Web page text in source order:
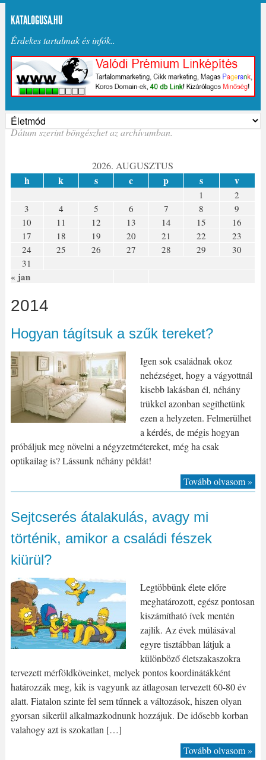
KATALOGUSA.HU
Érdekes tartalmak és infók..
Dátum szerint böngészhet az archívumban.
2026. AUGUSZTUS
h k s c p s v
« jan
1
2
3
4 5 6 7 8
9
10
11 12 13 14 15
16
17
18 19 20 21 22
23
24
25 26 27 28 29
30
31
2014
Hogyan tágítsuk a szűk tereket?
Igen sok családnak okoz
nehézséget, hogy a vágyottnál
kisebb lakásban él, néhány
trükkel azonban segíthetünk
ezen a helyzeten. Felmerülhet
a kérdés, de mégis hogyan
próbáljuk meg növelni a négyzetmétereket, még ha csak
optikailag is? Lássunk néhány példát!
Tovább olvasom »
Sejtcserés átalakulás, avagy mi
történik, amikor a családi fészek
kiürül?
Legtöbbünk élete előre
meghatározott, egész pontosan
kiszámítható ívek mentén
zajlik. Az évek múlásával
egyre tisztábban látjuk a
különböző életszakaszokra
tervezett mérföldköveinket, melyek pontos koordinátákként
határozzák meg, kik is vagyunk az átlagosan tervezett 60-80 év
alatt. Fiatalon szinte fel sem tűnnek a változások, hiszen olyan
gyorsan sikerül alkalmazkodnunk hozzájuk. De idősebb korban
valahogy azt is szokatlan […]
Tovább olvasom »